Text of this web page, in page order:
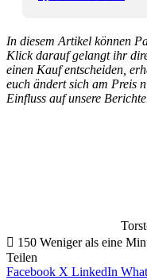
In diesem Artikel können
Klick darauf gelangt ihr
einen Kauf entscheiden,
euch ändert sich am Preis
Einfluss auf unsere
150 Weniger als eine
Teilen
Facebook X LinkedIn